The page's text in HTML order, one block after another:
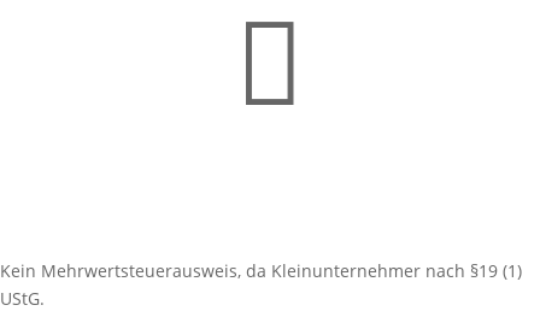

Kein Mehrwertsteuerausweis, da Kleinunternehmer nach §19 (1)
UStG.